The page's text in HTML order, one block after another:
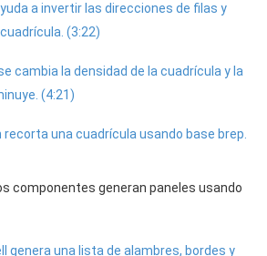
a invertir las direcciones de filas y
(3:22)
cambia la densidad de la cuadrícula y la
(4:21)
recorta una cuadrícula usando base brep.
componentes generan paneles usando
genera una lista de alambres, bordes y